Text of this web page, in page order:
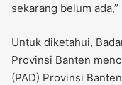
sekarang belum ada,”
Untuk diketahui,
Provinsi Banten
(PAD) Provinsi